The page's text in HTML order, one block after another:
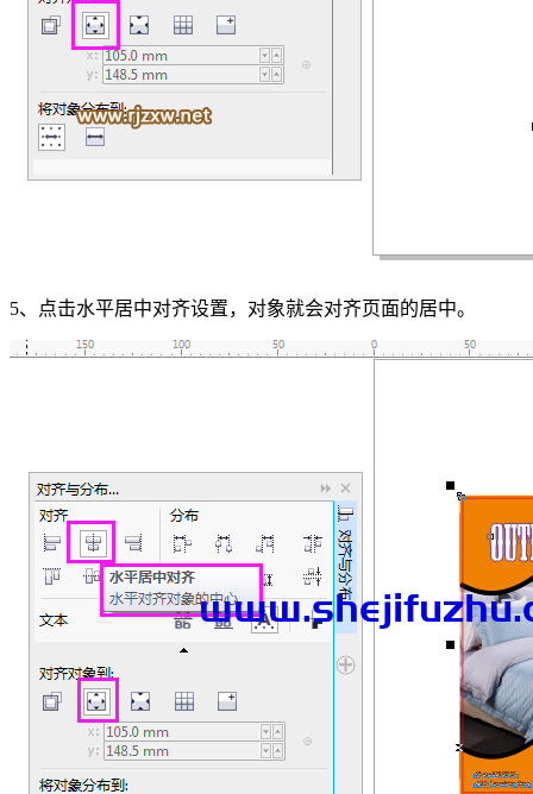
5、点击水平居中对齐设置，对象就会对齐页面的居中。